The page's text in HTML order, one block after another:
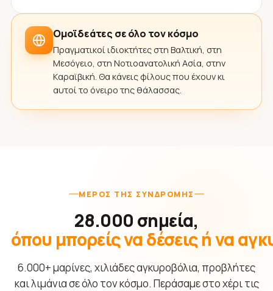
Ομοϊδεάτες σε όλο τον κόσμο
Πραγματικοί ιδιοκτήτες στη Βαλτική, στη
Μεσόγειο, στη Νοτιοανατολική Ασία, στην
Καραϊβική. Θα κάνεις φίλους που έχουν κι
αυτοί το όνειρο της θάλασσας.
ΜΈΡΟΣ ΤΗΣ ΣΥΝΔΡΟΜΉΣ
28.000 σημεία,
όπου μπορείς να δέσεις ή να
6.000+ μαρίνες, χιλιάδες αγκυροβόλια, προβλήτες
και λιμάνια σε όλο τον κόσμο. Περάσαμε στο χέρι τις